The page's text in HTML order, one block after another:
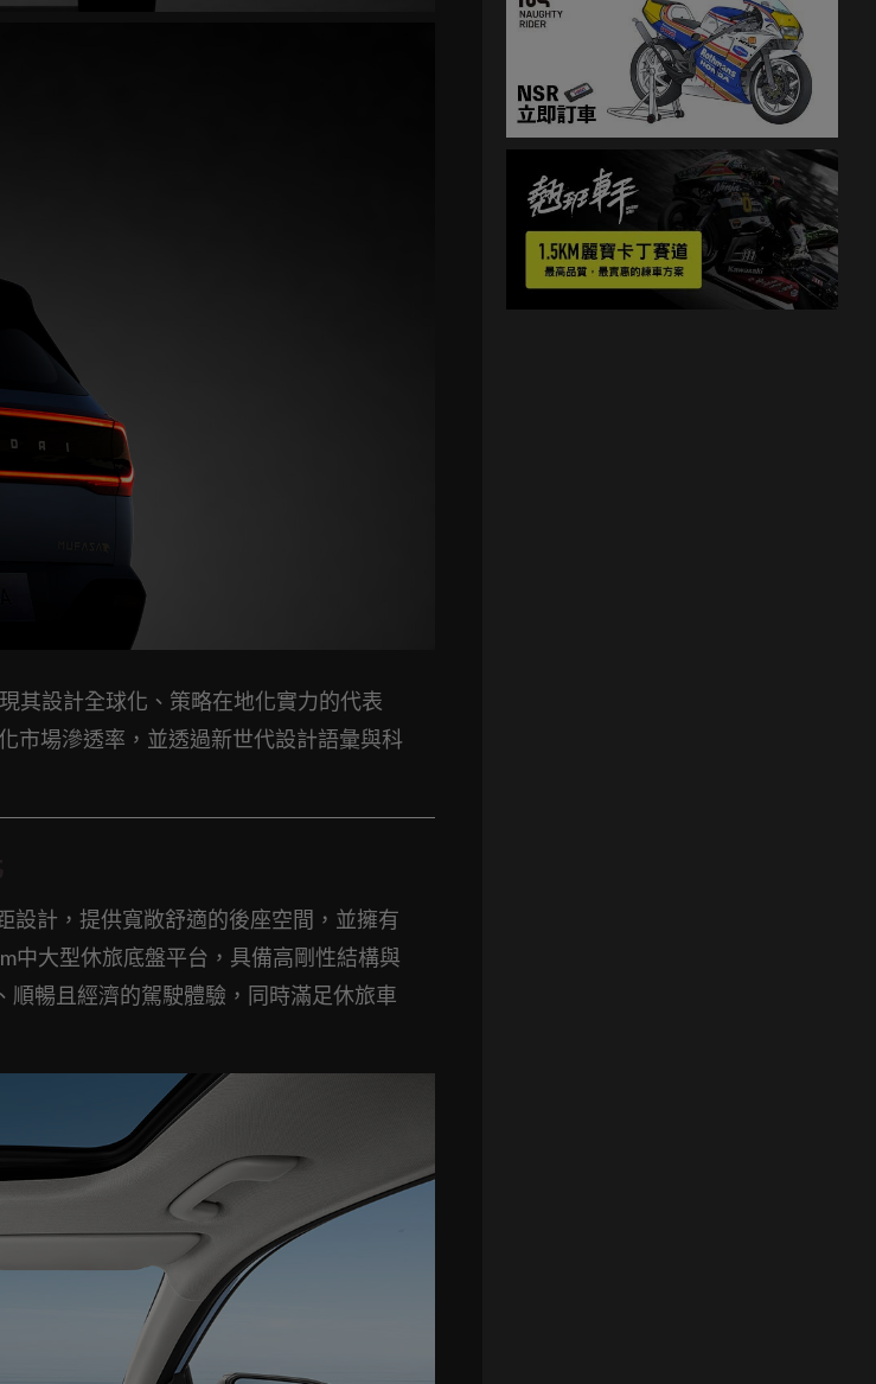
其設計全球化、策略在地化實力的代表
市場滲透率，並透過新世代設計語彙與科
設計，提供寬敞舒適的後座空間，並擁有
中大型休旅底盤平台，具備高剛性結構與
暢且經濟的駕駛體驗，同時滿足休旅車